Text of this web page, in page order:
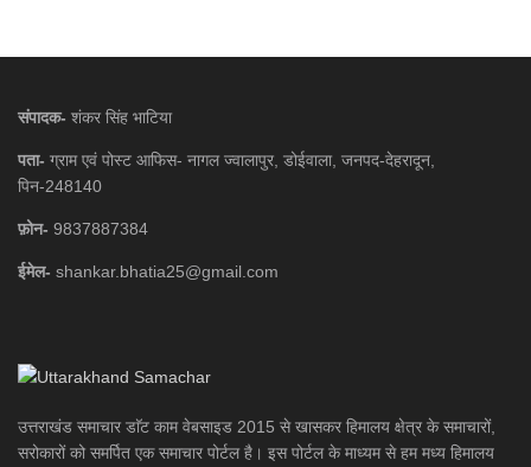
संपादक- शंकर सिंह भाटिया
पता- ग्राम एवं पोस्ट आफिस- नागल ज्वालापुर, डोईवाला, जनपद-देहरादून,
पिन-248140
फ़ोन- 9837887384
ईमेल- shankar.bhatia25@gmail.com
उत्तराखंड समाचार डाॅट काम वेबसाइड 2015 से खासकर हिमालय क्षेत्र के समाचारों,
सरोकारों को समर्पित एक समाचार पोर्टल है। इस पोर्टल के माध्यम से हम मध्य हिमालय